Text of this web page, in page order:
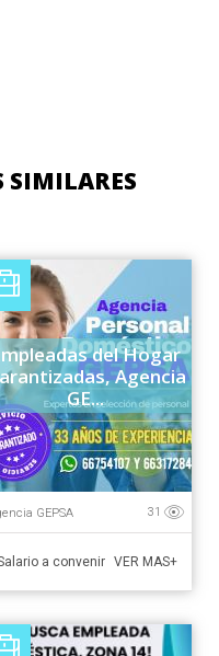
SIMILARES
del Hogar
Agencia
GE...
GEPSA 31
a convenir VER MAS+